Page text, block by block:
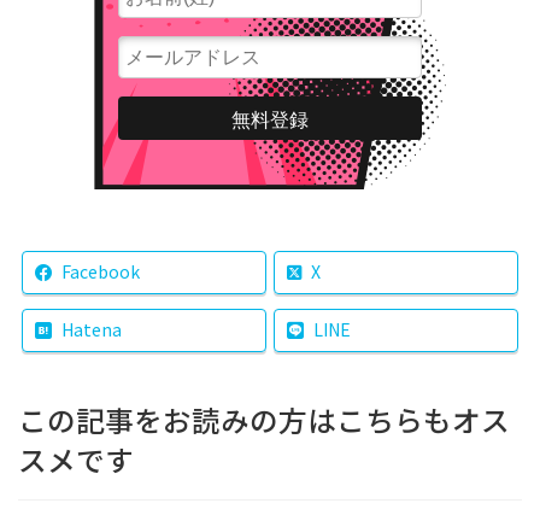
Facebook X
Hatena LINE
この記事をお読みの方はこちらもオス
スメです